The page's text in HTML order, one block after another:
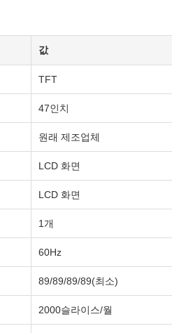
값
TFT
47인치
원래 제조업체
LCD 화면
LCD 화면
1개
60Hz
89/89/89/89(최소)
2000슬라이스/월